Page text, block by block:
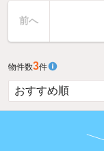
前へ
物件数3件